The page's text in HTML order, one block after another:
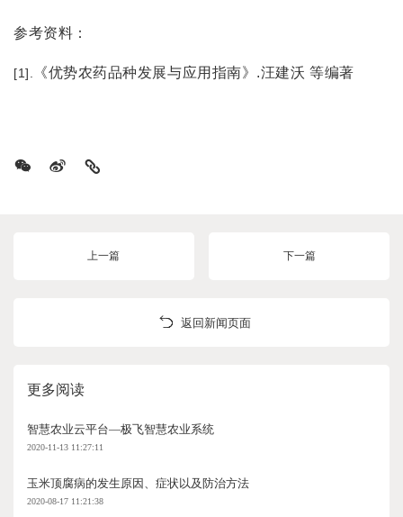
参考资料：
[1]. 《优势农药品种发展与应用指南》 .汪建沃 等编著
上一篇 下一篇
返回新闻页面
更多阅读
智慧农业云平台—极飞智慧农业系统
2020-11-13 11:27:11
玉米顶腐病的发生原因、症状以及防治方法
2020-08-17 11:21:38